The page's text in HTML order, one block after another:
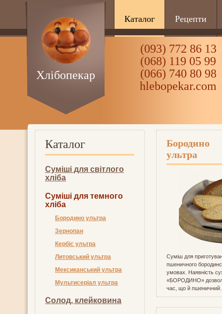
Каталог Рецепти
(093) 772 86 13
(068) 119 05 99
(066) 740 80 98
hlebopekar.com
Хлібопекар
Каталог
Суміші для світлого
хліба
Суміші для темного
хліба
Бородино ультра
Зернопан
Кербіс ультра
Литовський ультра
Мексиканський ультра
Мультисеріал ультра
Солод, клейковина
Бородино
ультра
Суміш для
пшеничного
умовах. Наявність
«БОРОДИНО»
час, що й пшеничний.